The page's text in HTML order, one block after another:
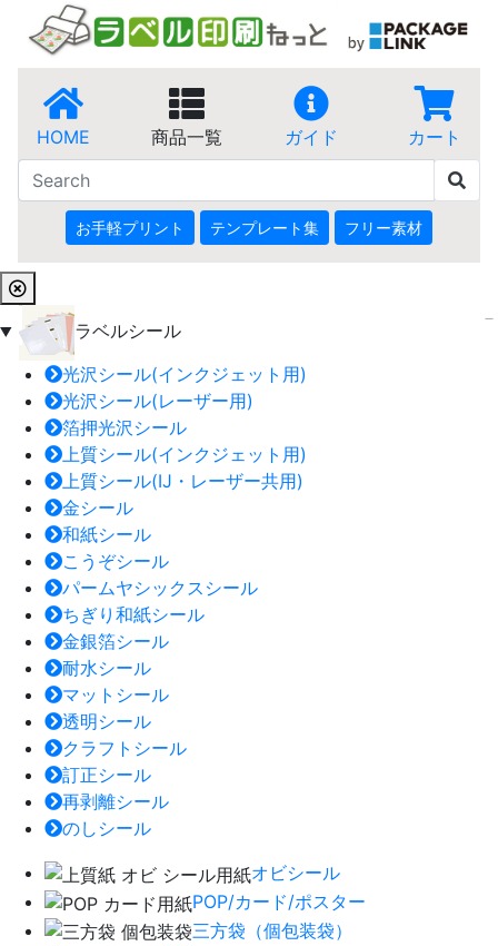
HOME 商品一覧 ガイド カート
お手軽プリント テンプレート集 フリー素材
ラベルシール
光沢シール(インクジェット用)
光沢シール(レーザー用)
箔押光沢シール
上質シール(インクジェット用)
上質シール(IJ・レーザー共用)
金シール
和紙シール
こうぞシール
パームヤシックスシール
ちぎり和紙シール
金銀箔シール
耐水シール
マットシール
透明シール
クラフトシール
訂正シール
再剥離シール
のしシール
オビシール
POP/カード/ポスター
三方袋（個包装袋）